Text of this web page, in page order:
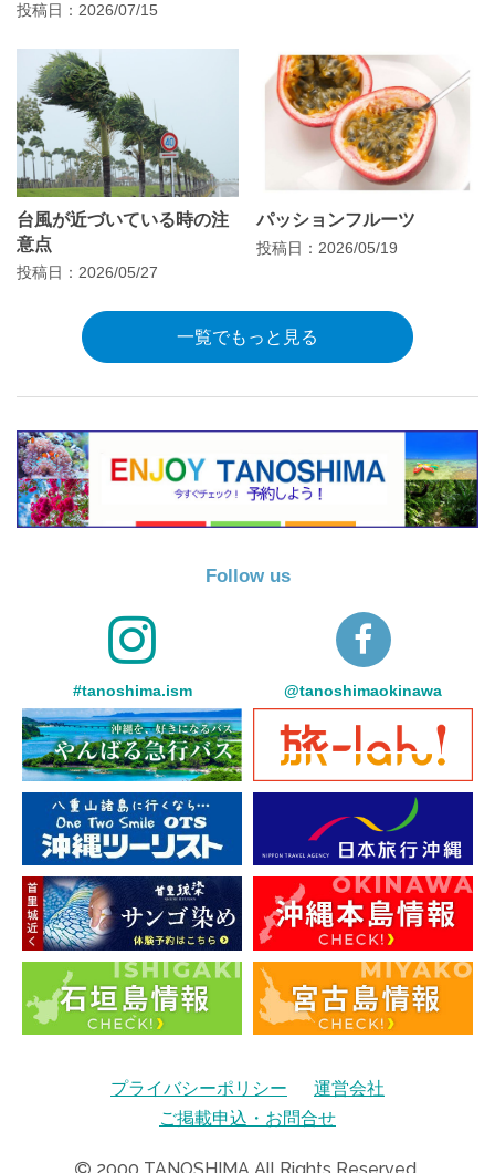
投稿日：2026/07/15
台風が近づいている時の注
意点
投稿日：2026/05/27
パッションフルーツ
投稿日：2026/05/19
一覧でもっと見る
Follow us
#tanoshima.ism @tanoshimaokinawa
プライバシーポリシー
運営会社
ご掲載申込・お問合せ